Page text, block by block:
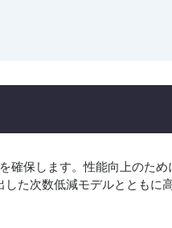
確保します。性能向上のた
た次数低減モデルとともに